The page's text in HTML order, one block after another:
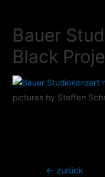
springenBauer
Black
pictures by Steffen
Beitragsnavigation
← zurück